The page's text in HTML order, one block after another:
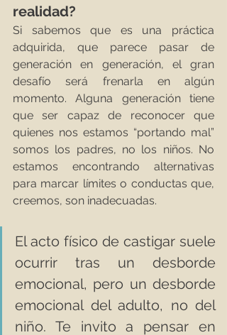
realidad?
Si sabemos que es una práctica
adquirida, que parece pasar de
generación en generación, el gran
desafío será frenarla en algún
momento. Alguna generación tiene
que ser capaz de reconocer que
quienes nos estamos “portando mal”
somos los padres, no los niños. No
estamos encontrando alternativas
para marcar límites o conductas que,
creemos, son inadecuadas.
El acto físico de castigar suele
ocurrir tras un desborde
emocional, pero un desborde
emocional del adulto, no del
niño. Te invito a pensar en